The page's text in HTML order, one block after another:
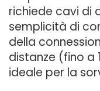
richiede cavi di
semplicità di
della
distanze (fino a
ideale per la